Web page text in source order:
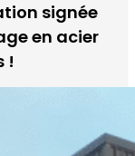
signée
en acier
!